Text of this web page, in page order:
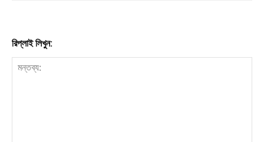
রিপ্লাই লিখুন: